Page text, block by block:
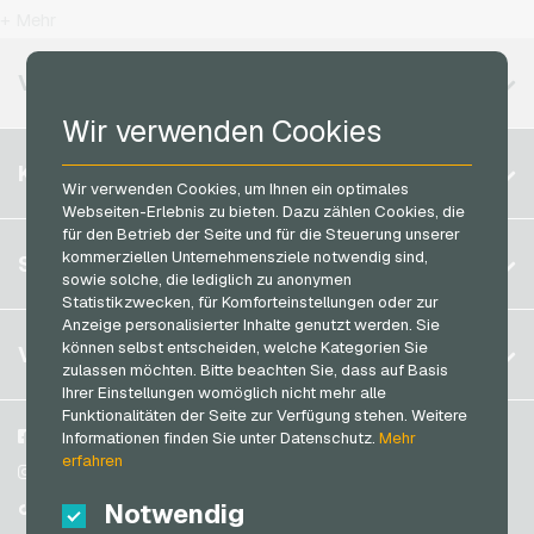
Wir verwenden Cookies
Wir verwenden Cookies, um Ihnen ein optimales
Webseiten-Erlebnis zu bieten. Dazu zählen Cookies, die
für den Betrieb der Seite und für die Steuerung unserer
kommerziellen Unternehmensziele notwendig sind,
sowie solche, die lediglich zu anonymen
Statistikzwecken, für Komforteinstellungen oder zur
Anzeige personalisierter Inhalte genutzt werden. Sie
können selbst entscheiden, welche Kategorien Sie
zulassen möchten. Bitte beachten Sie, dass auf Basis
Ihrer Einstellungen womöglich nicht mehr alle
Funktionalitäten der Seite zur Verfügung stehen. Weitere
Informationen finden Sie unter Datenschutz.Mehr
erfahren
Notwendig
PeterPane Geschenkkarten
roastmarket Geschenkkarten
Rossmann Geschenkkarten
RTL+ Geschenkkarten
Saturn Geschenkkarten
SB-Tankstelle Geschenkkarten
Shell Geschenkkarten
Shop-Apotheke Geschenkkarten
Spotify Premium Geschenkkarten
Thalia Geschenkkarten
TikTok Geschenkkarten
toom Geschenkkarten
Vodafone Handyguthaben
Razer Gold Bezahlkarten
Transcash Bezahlkarten
VERFÜGBARE REGIONEN
Belgien
Brasilien
Deutschland (DE)
Deutschland (EN)
Frankreich
Italien
Niederlande
Österreich
Portugal
Schweiz (DE)
KONTO
Registrieren
Anmelden
Mein Warenkorb
SERVICE
FAQ
Zahlungsmethoden
&Widerrufsrecht
Datenschutzrichtlinien
VGO-SHOP
Über uns
Blog
Partner
Facebook
Instagram
TikTok